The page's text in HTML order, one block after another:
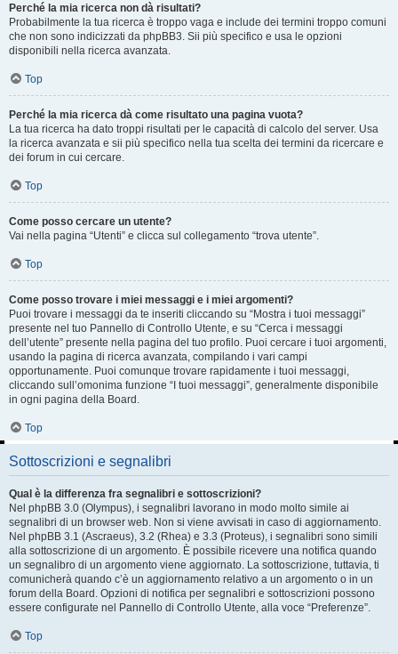
Perché la mia ricerca non dà risultati?
Probabilmente la tua ricerca è troppo vaga e include dei termini troppo comuni
che non sono indicizzati da phpBB3. Sii più specifico e usa le opzioni
disponibili nella ricerca avanzata.
Top
Perché la mia ricerca dà come risultato una pagina vuota?
La tua ricerca ha dato troppi risultati per le capacità di calcolo del server. Usa
la ricerca avanzata e sii più specifico nella tua scelta dei termini da ricercare e
dei forum in cui cercare.
Top
Come posso cercare un utente?
Vai nella pagina “Utenti” e clicca sul collegamento “trova utente”.
Top
Come posso trovare i miei messaggi e i miei argomenti?
Puoi trovare i messaggi da te inseriti cliccando su “Mostra i tuoi messaggi”
presente nel tuo Pannello di Controllo Utente, e su “Cerca i messaggi
dell’utente” presente nella pagina del tuo profilo. Puoi cercare i tuoi argomenti,
usando la pagina di ricerca avanzata, compilando i vari campi
opportunamente. Puoi comunque trovare rapidamente i tuoi messaggi,
cliccando sull’omonima funzione “I tuoi messaggi”, generalmente disponibile
in ogni pagina della Board.
Top
Sottoscrizioni e segnalibri
Qual è la differenza fra segnalibri e sottoscrizioni?
Nel phpBB 3.0 (Olympus), i segnalibri lavorano in modo molto simile ai
segnalibri di un browser web. Non si viene avvisati in caso di aggiornamento.
Nel phpBB 3.1 (Ascraeus), 3.2 (Rhea) e 3.3 (Proteus), i segnalibri sono simili
alla sottoscrizione di un argomento. È possibile ricevere una notifica quando
un segnalibro di un argomento viene aggiornato. La sottoscrizione, tuttavia, ti
comunicherà quando c’è un aggiornamento relativo a un argomento o in un
forum della Board. Opzioni di notifica per segnalibri e sottoscrizioni possono
essere configurate nel Pannello di Controllo Utente, alla voce “Preferenze”.
Top